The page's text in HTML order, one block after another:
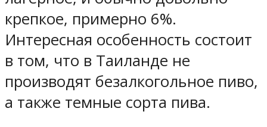
крепкое, примерно 6%.
Интересная особенность состоит
в том, что в Таиланде не
производят безалкогольное пиво,
а также темные сорта пива.